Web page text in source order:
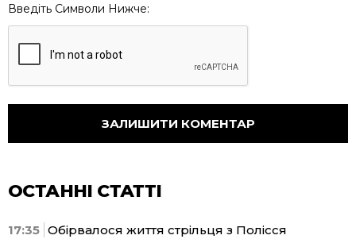
Введіть Символи Нижче:
ОСТАННІ СТАТТІ
17:35 Обірвалося життя стрільця з Полісся